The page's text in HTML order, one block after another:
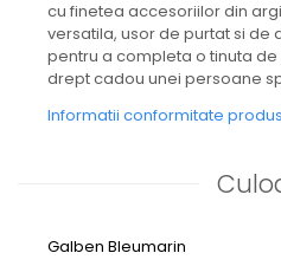
cu finetea accesoriilor din
versatila, usor de purtat si de
pentru a completa o tinuta de
drept cadou unei persoane
Informatii conformitate produs
Galben Bleumarin